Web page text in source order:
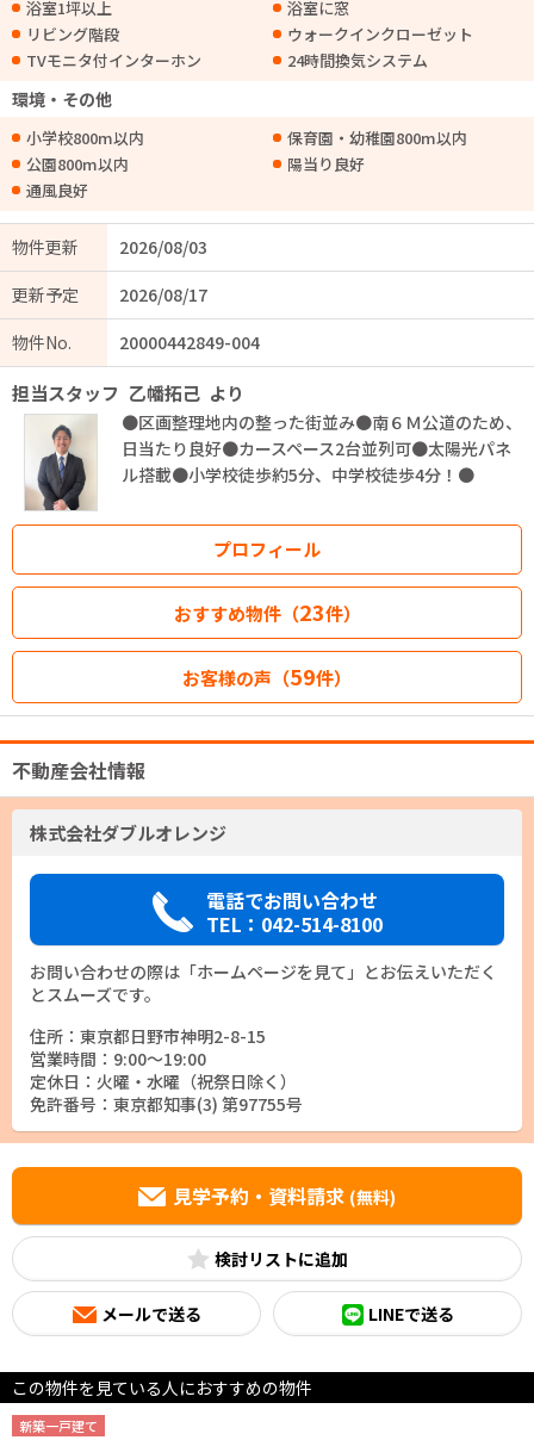
浴室1坪以上
浴室に窓
リビング階段
ウォークインクローゼット
TVモニタ付インターホン
24時間換気システム
環境・その他
小学校800m以内
保育園・幼稚園800m以内
公園800m以内
陽当り良好
通風良好
物件更新
2026/08/03
更新予定
2026/08/17
物件No.
20000442849-004
担当スタッフ 乙幡拓己 より
●区画整理地内の整った街並み●南６Ｍ公道のため、
日当たり良好●カースペース2台並列可●太陽光パネ
ル搭載●小学校徒歩約5分、中学校徒歩4分！●
プロフィール
おすすめ物件（23件）
お客様の声（59件）
不動産会社情報
株式会社ダブルオレンジ
電話でお問い合わせ
TEL：042-514-8100
お問い合わせの際は「ホームページを見て」とお伝えいただく
とスムーズです。
住所：東京都日野市神明2-8-15
営業時間：9:00～19:00
定休日：火曜・水曜（祝祭日除く）
免許番号：東京都知事(3) 第97755号
見学予約・資料請求 (無料)
検討リスト
メールで送る LINEで送る
この物件を見ている人におすすめの物件
新築一戸建て